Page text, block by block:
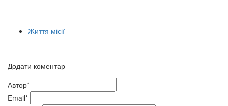
Життя місії
Додати коментар
Автор*
Email*